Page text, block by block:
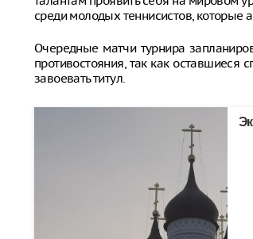
среди молодых теннисистов, которые
Очередные матчи турнира
противостояния, так как оставшиеся
завоевать титул.